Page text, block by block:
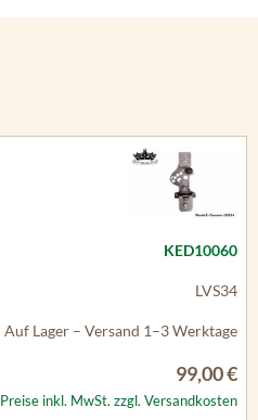
KED10060
LVS34
Auf Lager – Versand 1–3 Werktage
99,00 €
Preise inkl. MwSt. zzgl. Versandkosten